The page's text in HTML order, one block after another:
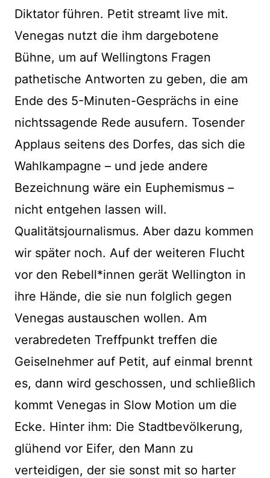
Diktator führen. Petit streamt live mit.
Venegas nutzt die ihm dargebotene
Bühne, um auf Wellingtons Fragen
pathetische Antworten zu geben, die am
Ende des 5-Minuten-Gesprächs in eine
nichtssagende Rede ausufern. Tosender
Applaus seitens des Dorfes, das sich die
Wahlkampagne – und jede andere
Bezeichnung wäre ein Euphemismus –
nicht entgehen lassen will.
Qualitätsjournalismus. Aber dazu kommen
wir später noch. Auf der weiteren Flucht
vor den Rebell*innen gerät Wellington in
ihre Hände, die sie nun folglich gegen
Venegas austauschen wollen. Am
verabredeten Treffpunkt treffen die
Geiselnehmer auf Petit, auf einmal brennt
es, dann wird geschossen, und schließlich
kommt Venegas in Slow Motion um die
Ecke. Hinter ihm: Die Stadtbevölkerung,
glühend vor Eifer, den Mann zu
verteidigen, der sie sonst mit so harter